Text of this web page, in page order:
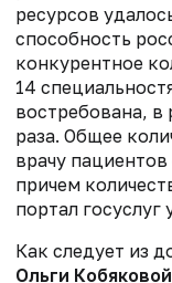
ресурсов
способность
конкурентное
14
востребована, в
раза. Общее
врачу
причем
портал госуслуг
Как следует из
Ольги